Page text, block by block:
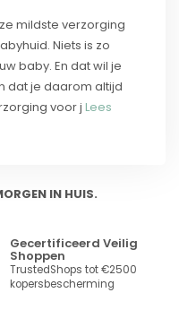
mildste verzorging
Niets is zo
baby. En dat wil je
dat je daarom altijd
voor j Lees
IN HUIS.
Gecertificeerd Veilig
Shoppen
TrustedShops tot €2500
kopersbescherming